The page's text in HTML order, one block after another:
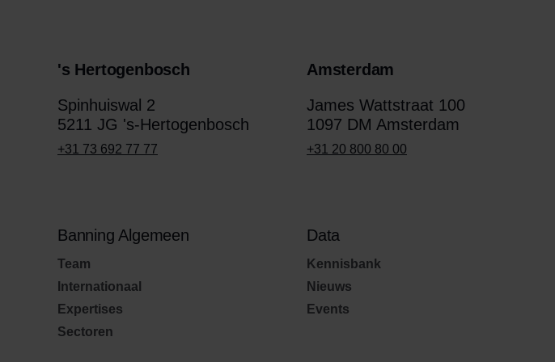
's Hertogenbosch
Spinhuiswal 2
5211 JG 's-Hertogenbosch
+31 73 692 77 77
Amsterdam
James Wattstraat 100
1097 DM Amsterdam
+31 20 800 80 00
Banning Algemeen
Team
Internationaal
Expertises
Sectoren
Data
Kennisbank
Nieuws
Events